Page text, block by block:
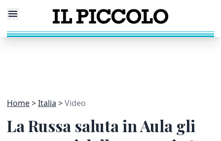
Home Italia Video
La Russa saluta in Aula gli